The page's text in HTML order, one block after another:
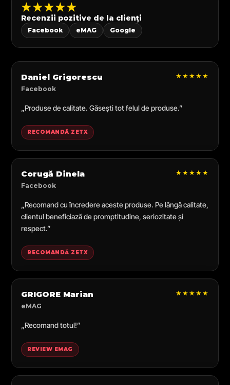
★★★★★
Recenzii pozitive de la clienți
Facebook eMAG Google
Daniel Grigorescu
Facebook
★★★★★
„Produse de calitate. Găsești tot felul de produse.”
RECOMANDĂ ZETX
Corugă Dinela
Facebook
★★★★★
„Recomand cu încredere aceste produse. Pe lângă calitate,
clientul beneficiază de promptitudine, seriozitate și
respect.”
RECOMANDĂ ZETX
GRIGORE Marian
eMAG
★★★★★
„Recomand totul!”
REVIEW EMAG